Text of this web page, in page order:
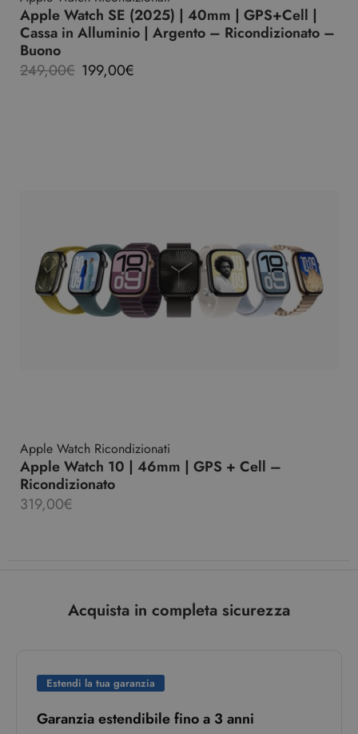
Apple Watch SE (2025) | 40mm | GPS+Cell |
Cassa in Alluminio | Argento – Ricondizionato –
Buono
249,00€ 199,00€
Apple Watch Ricondizionati
Apple Watch 10 | 46mm | GPS + Cell –
Ricondizionato
319,00€
Acquista in completa sicurezza
Estendi la tua garanzia
Garanzia estendibile fino a 3 anni